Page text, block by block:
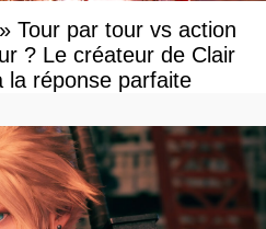
Tour par tour vs action
? Le créateur de Clair
la réponse parfaite